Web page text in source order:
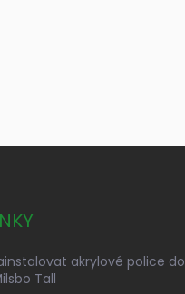
akrylové police do
Tall